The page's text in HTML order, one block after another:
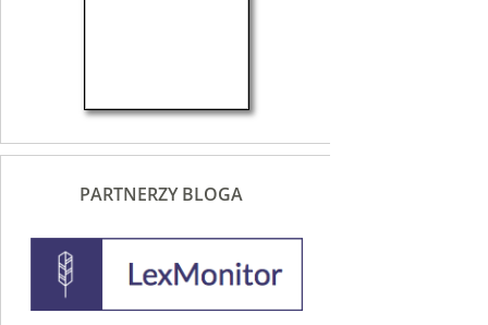
PARTNERZY BLOGA